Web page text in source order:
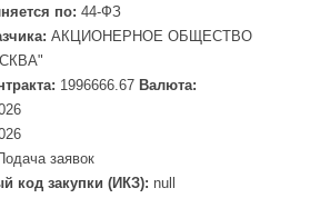
по: 44-ФЗ
АКЦИОНЕРНОЕ ОБЩЕСТВО
1996666.67 Валюта:
заявок
код закупки (ИКЗ): null